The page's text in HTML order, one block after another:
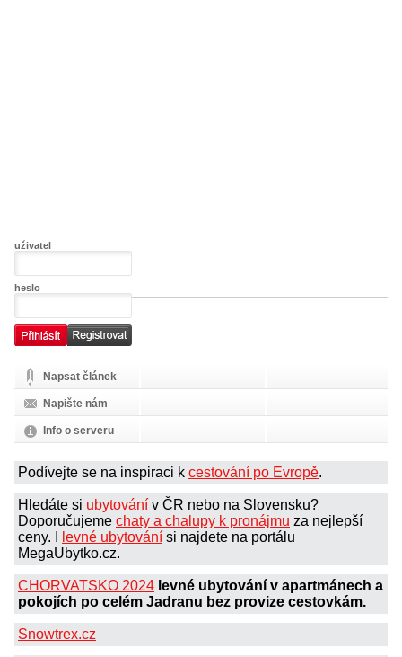
uživatel
heslo
Napsat článek
Napište nám
Info o serveru
Podívejte se na inspiraci k cestování po Evropě.
Hledáte si ubytování v ČR nebo na Slovensku?
Doporučujeme chaty a chalupy k pronájmu za nejlepší
ceny. I
levné ubytování si najdete na portálu
MegaUbytko.cz.
CHORVATSKO 2024 levné ubytování v apartmánech a
pokojích po celém Jadranu bez provize cestovkám.
Snowtrex.cz